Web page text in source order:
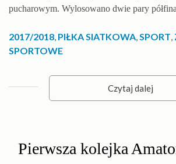
pucharowym. Wylosowano dwie pary
2017/2018 PIŁKA SIATKOWA SPORT
SPORTOWE
Czytaj dalej
Pierwsza kolejka